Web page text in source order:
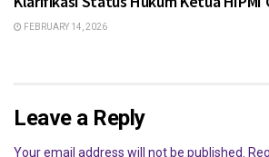
FEBRUARY 14, 2026
Leave a Reply
Your email address will not be published.